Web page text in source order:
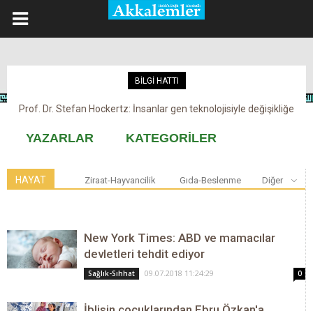
BİLGİ HATTI
Prof. Dr. Stefan Hockertz: İnsanlar gen teknolojisiyle değişikliğe
Kovid-19 aşısı, devşirme ve kobay!
YAZARLAR KATEGORİLER
HAYAT Ziraat-Hayvancilik Gıda-Beslenme Diğer
New York Times: ABD ve mamacılar
devletleri tehdit ediyor
Sağlık-Sıhhat 09.07.2018 11:24:29 0